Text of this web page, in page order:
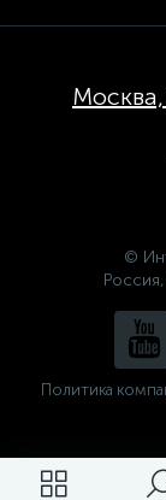
©
Политика